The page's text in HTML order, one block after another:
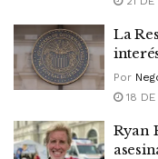
La
Por
18 DE
Ryan